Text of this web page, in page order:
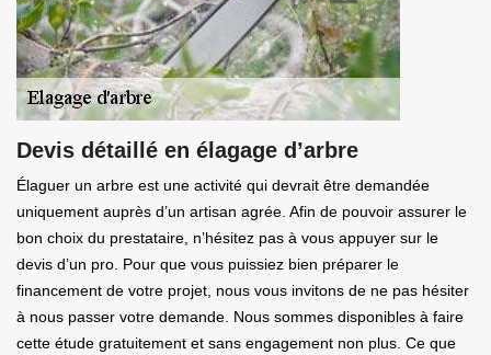
Devis détaillé en élagage d’arbre
Élaguer un arbre est une activité qui devrait être demandée
uniquement auprès d’un artisan agrée. Afin de pouvoir assurer le
bon choix du prestataire, n’hésitez pas à vous appuyer sur le
devis d’un pro. Pour que vous puissiez bien préparer le
financement de votre projet, nous vous invitons de ne pas hésiter
à nous passer votre demande. Nous sommes disponibles à faire
cette étude gratuitement et sans engagement non plus. Ce que